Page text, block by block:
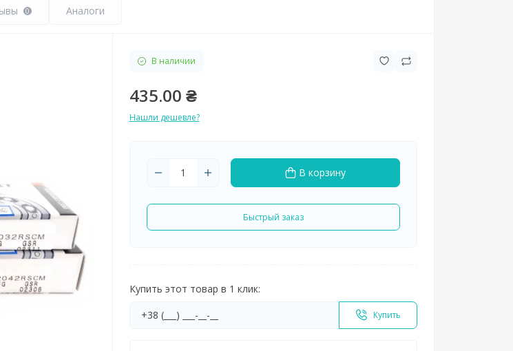
0 Аналоги
В наличии
435.00 ₴
Нашли дешевле?
В корзину
Быстрый заказ
Купить этот товар в 1 клик:
Купить